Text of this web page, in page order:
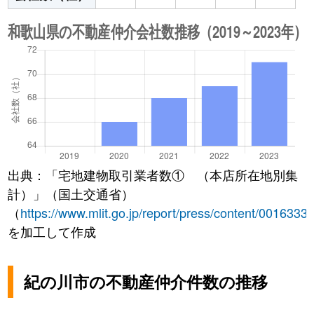
出典：「宅地建物取引業者数① （本店所在地別集
計）」（国土交通省）
（https://www.mlit.go.jp/report/press/content/
を加工して作成
紀の川市の不動産仲介件数の推移